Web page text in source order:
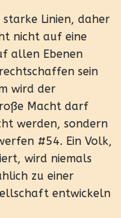
Linien, daher
nicht auf eine
allen Ebenen
sein
wird der
Macht darf
werden, sondern
#54. Ein Volk,
wird niemals
zu einer
entwickeln